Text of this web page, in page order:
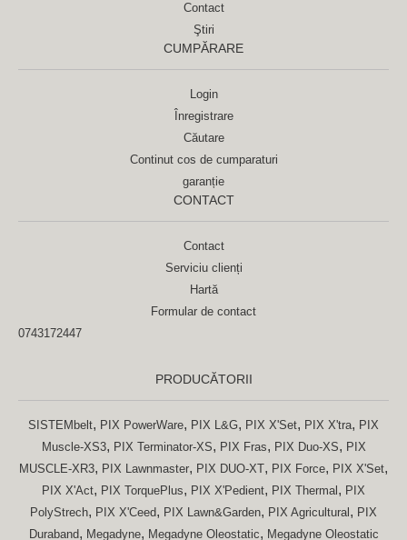
Contact
Ştiri
CUMPĂRARE
Login
Înregistrare
Căutare
Continut cos de cumparaturi
garanție
CONTACT
Contact
Serviciu clienți
Hartă
Formular de contact
0743172447
PRODUCĂTORII
SISTEMbelt, PIX PowerWare, PIX L&G, PIX X'Set, PIX X'tra, PIX
Muscle-XS3, PIX Terminator-XS, PIX Fras, PIX Duo-XS, PIX
MUSCLE-XR3, PIX Lawnmaster, PIX DUO-XT, PIX Force, PIX X'Set,
PIX X'Act, PIX TorquePlus, PIX X'Pedient, PIX Thermal , PIX
PolyStrech, PIX X'Ceed, PIX Lawn&Garden, PIX Agricultural , PIX
Duraband, Megadyne, Megadyne Oleostatic, Megadyne Oleostatic